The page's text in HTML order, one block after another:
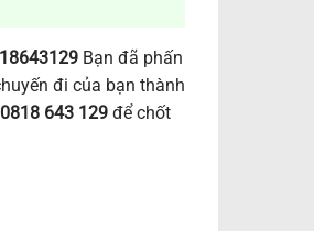
Bạn đã phấn
đi của bạn thành
643 129để chốt